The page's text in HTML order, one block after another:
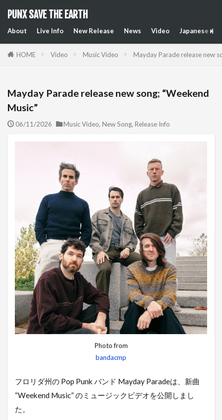
PUNX SAVE THE EARTH
About Live Info New Release News Video Japanese
HOME Video Music Video Mayday Parade release new
Mayday Parade release new song; “Weekend
Music”
06/11/2026 Music Video, New Song, Release Info
Photo from
bandacmp
フロリダ州の Pop Punk バンド Mayday Paradeは、新曲
“Weekend Music” のミュージックビデオを公開しまし
た。